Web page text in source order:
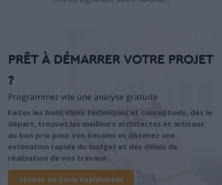
PRÊT À DÉMARRER VOTRE PROJET
?
Programmez vite une analyse gratuite
Faites les bons choix techniques et conceptuels, dès le
départ, trouvez les meilleurs architectes et artisans
au bon prix pour vos besoins et obtenez une
estimation rapide du budget et des délais de
réalisation de vos travaux.
Obtenir un Devis Rapidement